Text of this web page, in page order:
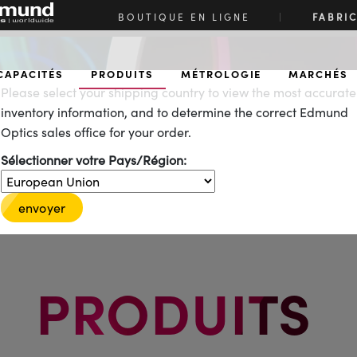
BOUTIQUE EN LIGNE |
PRODUITS MÉTROLOGIE MARCHÉS
PRODUITS
Please select your shipping country to view the most accurate
inventory information, and to determine the correct Edmund
Optics sales office for your order.
Sélectionner votre Pays/Région:
envoyer